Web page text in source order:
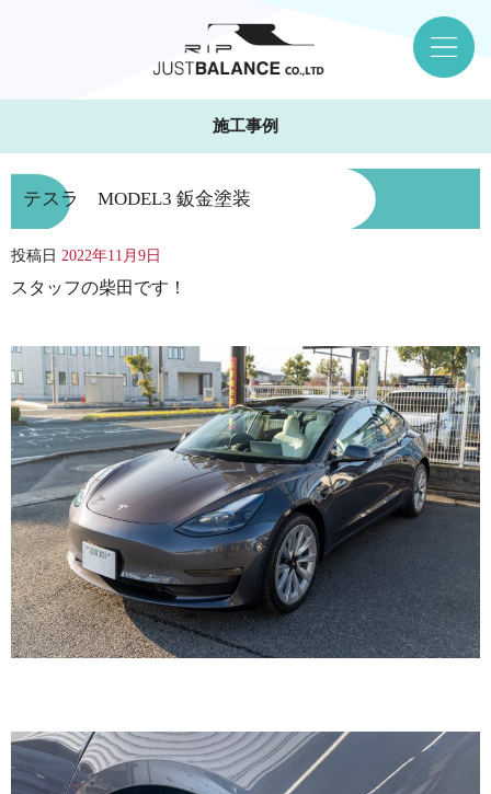
施工事例
テスラ MODEL3 鈑金塗装
投稿日 2022年11月9日
スタッフの柴田です！